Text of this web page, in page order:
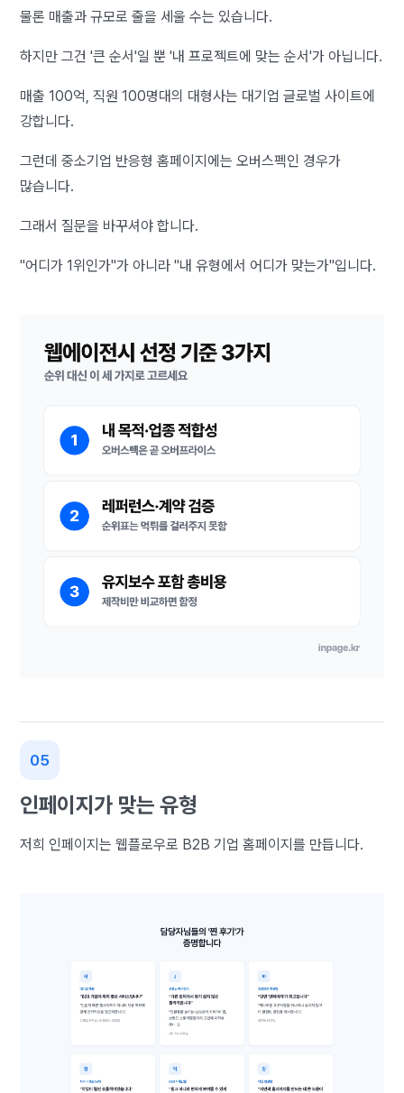
물론 매출과 규모로 줄을 세울 수는 있습니다.
하지만 그건 '큰 순서'일 뿐 '내 프로젝트에 맞는 순서'가 아닙니다.
매출 100억, 직원 100명대의 대형사는 대기업 글로벌 사이트에
강합니다.
그런데 중소기업 반응형 홈페이지에는 오버스펙인 경우가
많습니다.
그래서 질문을 바꾸셔야 합니다.
"어디가 1위인가"가 아니라 "내 유형에서 어디가 맞는가"입니다.
인페이지가 맞는 유형
저희 인페이지는 웹플로우로 B2B 기업 홈페이지를 만듭니다.